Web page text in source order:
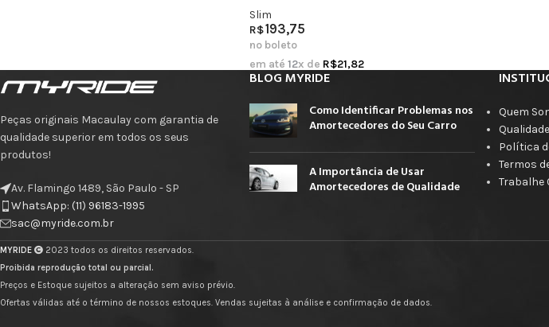
Slim
R$193,75
no boleto
em até 12x de R$21,82
Peças originais Macaulay com garantia de
qualidade superior em todos os seus
produtos!
Av. Flamingo 1489, São Paulo - SP
WhatsApp: (11) 96183-1995
sac@myride.com.br
BLOG MYRIDE
Como Identificar Problemas nos
Amortecedores do Seu Carro
A Importância de Usar
Amortecedores de Qualidade
Quem
Qualidade
Política
Termos
Trabalhe
MYRIDE
2023 todos os direitos reservados.
Proibida reprodução total ou parcial.
Preços e Estoque sujeitos a alteração sem aviso prévio.
Ofertas válidas até o término de nossos estoques. Vendas sujeitas à análise e confirmação de dados.